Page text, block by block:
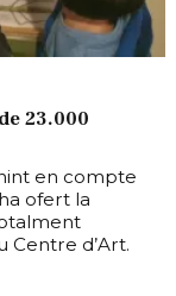
23.000
en compte
ofert la
Centre d’Art.